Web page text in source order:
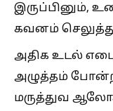
இருப்பினும்,
கவனம்
அதிக உடல்
அழுத்தம்
மருத்துவ